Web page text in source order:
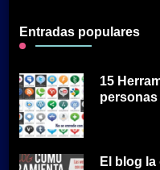
Entradas populares
15
personas
El blog la